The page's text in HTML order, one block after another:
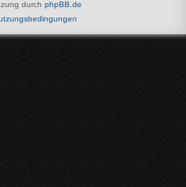
durch phpBB.de